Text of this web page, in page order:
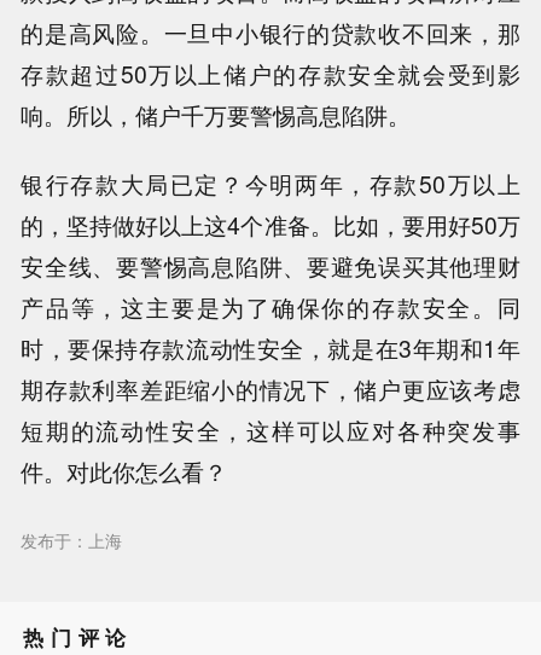
的是高风险。一旦中小银行的贷款收不回来，那
存款超过50万以上储户的存款安全就会受到影
响。所以，储户千万要警惕高息陷阱。
银行存款大局已定？今明两年，存款50万以上
的，坚持做好以上这4个准备。比如，要用好50万
安全线、要警惕高息陷阱、要避免误买其他理财
产品等，这主要是为了确保你的存款安全。同
时，要保持存款流动性安全，就是在3年期和1年
期存款利率差距缩小的情况下，储户更应该考虑
短期的流动性安全，这样可以应对各种突发事
件。对此你怎么看？
发布于：上海
热门评论